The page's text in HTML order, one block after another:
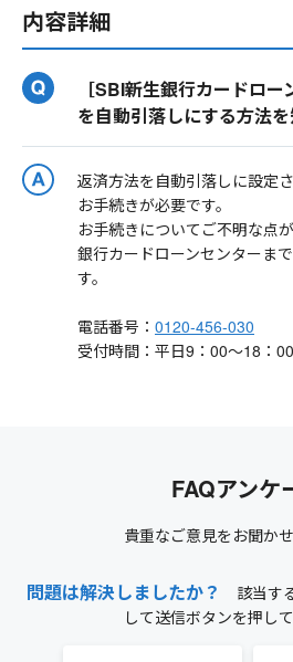
内容詳細
［SBI新生銀行カードロ
を自動引落しにする方法を
返済方法を自動引落しに設定
お手続きが必要です。
お手続きについてご不明な点
銀行カードローンセンターま
す。
電話番号： 0120-456-030
受付時間：平日9：00～18：00
FAQアンケ
貴重なご意見をお聞かせ
問題は解決しましたか？
該当す
して送信ボタンを押し